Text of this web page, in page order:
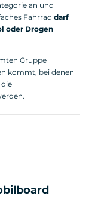
an und
Fahrrad darf
oder Drogen
Gruppe
kommt, bei denen